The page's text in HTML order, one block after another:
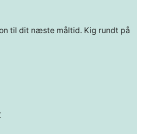
til dit næste måltid. Kig rundt på